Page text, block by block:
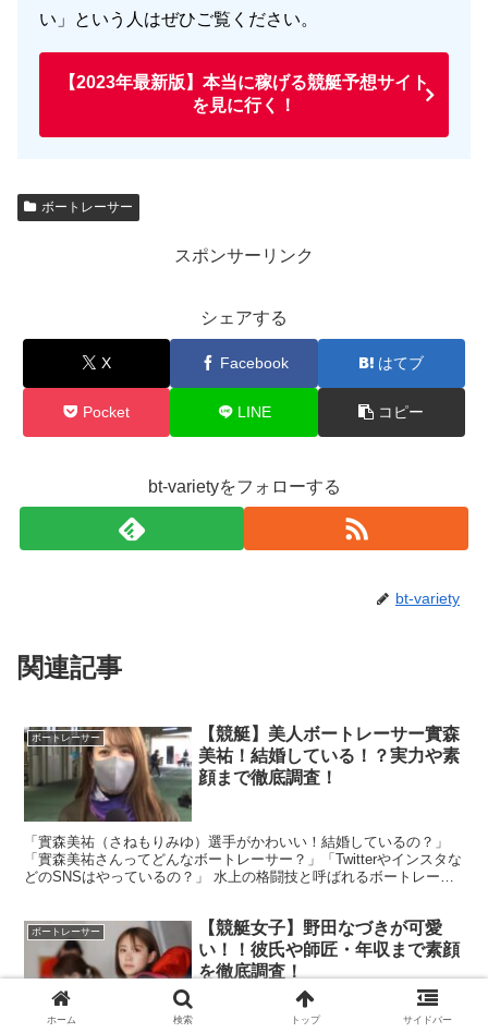
い」という人はぜひご覧ください。
【2023年最新版】本当に稼げる競艇予想サイト
を見に行く！
ボートレーサー
スポンサーリンク
シェアする
X Facebook はてブ
Pocket LINE コピー
bt-varietyをフォローする
bt-variety
関連記事
ボートレーサー
【競艇】美人ボートレーサー實森
美祐！結婚している！？実力や素
顔まで徹底調査！
「實森美祐（さねもりみゆ）選手がかわいい！結婚しているの？」
「實森美祐さんってどんなボートレーサー？」「Twitterやインスタな
どのSNSはやっているの？」 水上の格闘技と呼ばれるボートレース
ボートレーサー
【競艇女子】野田なづきが可愛
い！！彼氏や師匠・年収まで素顔
を徹底調査！
ホーム 検索 トップ サイドバー